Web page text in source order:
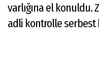
varlığına el konuldu.
adli kontrolle serbest